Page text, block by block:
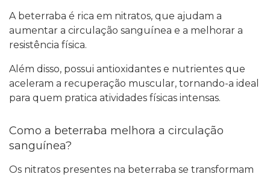
A beterraba é rica em nitratos, que ajudam a
aumentar a circulação sanguínea e a melhorar a
resistência física.
Além disso, possui antioxidantes e nutrientes que
aceleram a recuperação muscular, tornando-a ideal
para quem pratica atividades físicas intensas.
Como a beterraba melhora a circulação
sanguínea?
Os nitratos presentes na beterraba se transformam